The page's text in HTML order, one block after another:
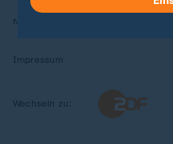
Nutzungsbedingungen
Impressum
Wechseln zu:
Hier findest du das